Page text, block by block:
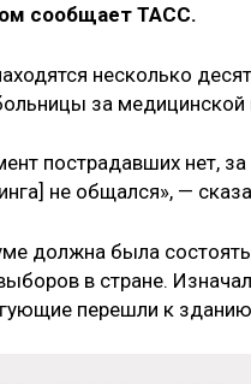
сообщает ТАСС.
несколько
за
пострадавших нет,
не общался», —
должна была
в стране.
перешли к